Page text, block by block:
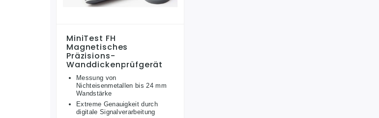
MiniTest FH
Magnetisches
Präzisions-
Wanddickenprüfgerät
Messung von
Nichteisenmetallen bis 24 mm
Wandstärke
Extreme Genauigkeit durch
digitale Signalverarbeitung